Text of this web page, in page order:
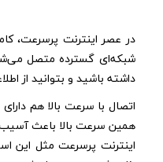
در عصر اینترنت‌ پرسرعت،
شبکه‌ای گسترده متصل
داشته باشید و بتوانید از
اتصال با سرعت بالا هم
همین سرعت بالا باعث
اینترنت پرسرعت مثل این